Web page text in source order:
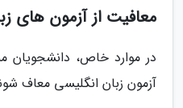
معافیت از آزمون های
در موارد خاص، دانشجویان
آزمون زبان انگلیسی معاف